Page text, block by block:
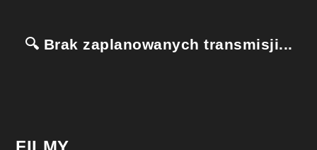
🔍 Brak zaplanowanych transmisji...